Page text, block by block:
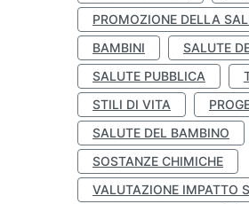
PROMOZIONE DELLA
BAMBINI
SALUTE
SALUTE PUBBLICA
STILI DI VITA
SALUTE DEL BAMBINO
SOSTANZE CHIMICHE
VALUTAZIONE IMPATTO